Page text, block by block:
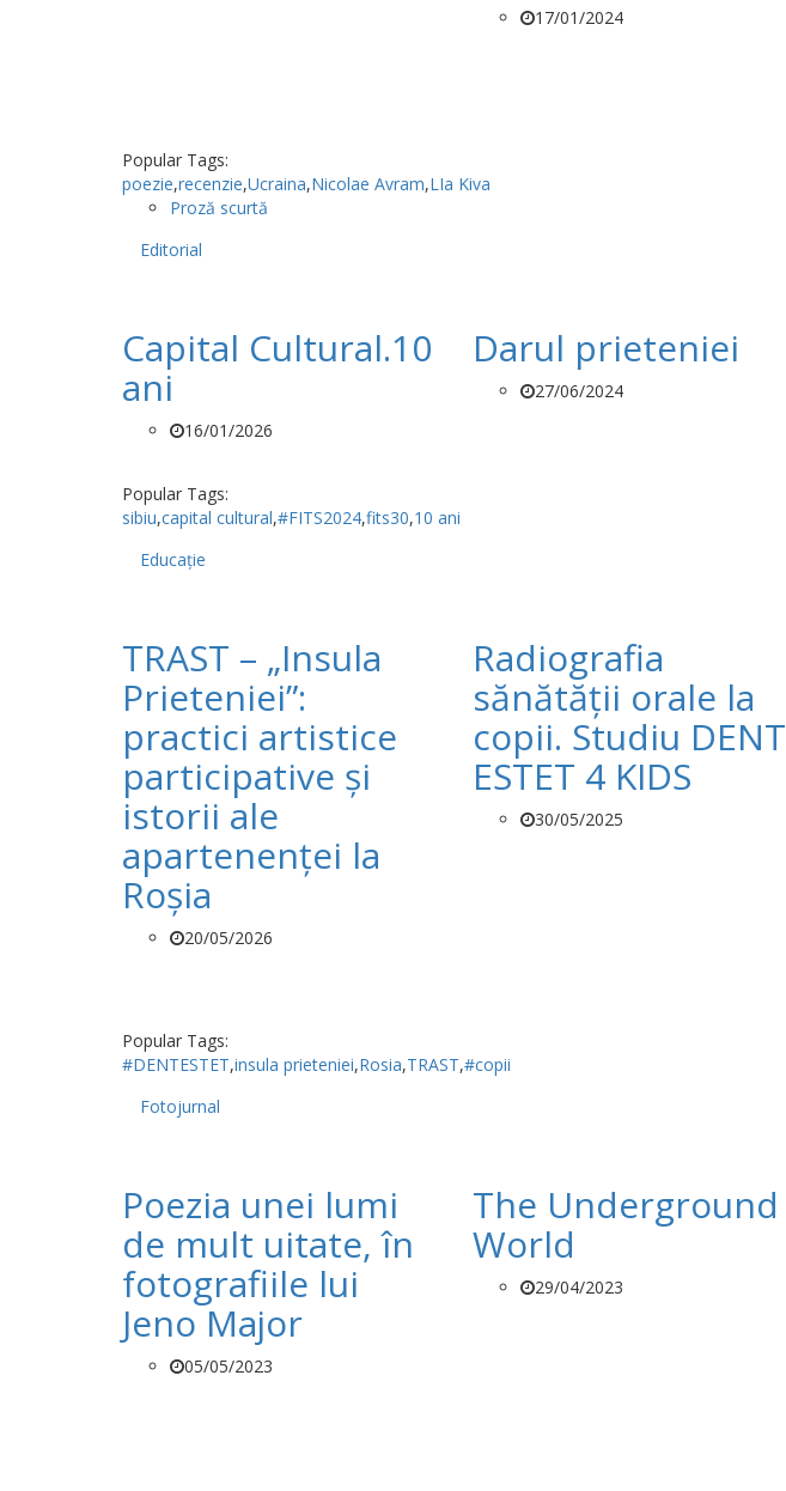
17/01/2024
Popular Tags:
poezie,recenzie,Ucraina,Nicolae Avram,LIa Kiva
Proză scurtă
Editorial
Capital Cultural.10
ani
16/01/2026
Darul prieteniei
27/06/2024
Popular Tags:
sibiu,capital cultural,#FITS2024,fits30,10 ani
Educație
TRAST – „Insula
Prieteniei”:
practici artistice
participative și
istorii ale
apartenenței la
Roșia
20/05/2026
Radiografia
sănătății orale la
copii. Studiu DENT
ESTET 4 KIDS
30/05/2025
Popular Tags:
#DENTESTET,insula prieteniei,Rosia,TRAST,#copii
Fotojurnal
Poezia unei lumi
de mult uitate, în
fotografiile lui
Jeno Major
05/05/2023
The Underground
World
29/04/2023